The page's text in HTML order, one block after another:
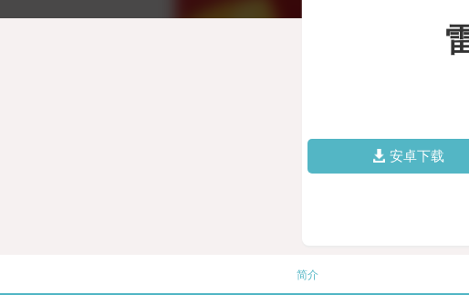
安卓下载
简介